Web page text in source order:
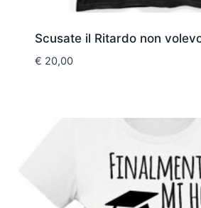
Scusate il Ritardo non
€ 20,00